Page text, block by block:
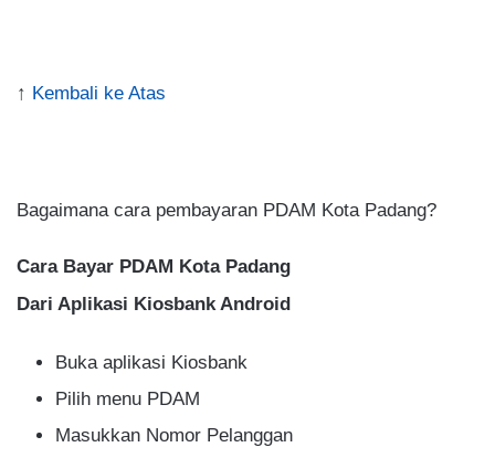
↑ Kembali ke Atas
Bagaimana cara pembayaran PDAM Kota Padang?
Cara Bayar PDAM Kota Padang
Dari Aplikasi Kiosbank Android
Buka aplikasi Kiosbank
Pilih menu PDAM
Masukkan Nomor Pelanggan